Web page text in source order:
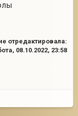
отредактировала:
08.10.2022, 23:58